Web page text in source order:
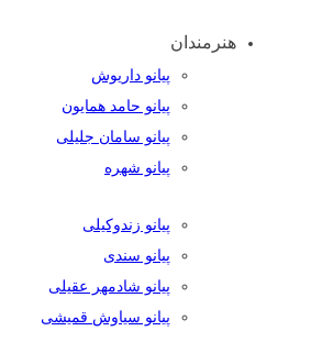
هنرمندان
پیانو داریوش
پیانو حامد همایون
پیانو سامان جلیلی
پیانو شهره
پیانو زندوکیلی
پیانو سندی
پیانو شادمهر عقیلی
پیانو سیاوش قمیشی